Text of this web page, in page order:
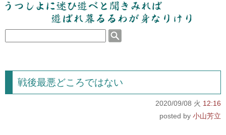
うつしよに迷ひ遊べと聞きみれば遊ばれ暮るるわが
身なりけり
戦後最悪どころではない
2020/09/08 火 12:16
小山芳立